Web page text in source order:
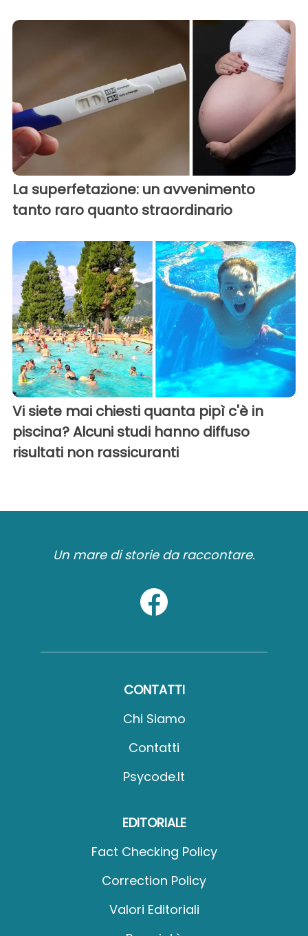
La superfetazione: un avvenimento
tanto raro quanto straordinario
Vi siete mai chiesti quanta pipì c'è in
piscina? Alcuni studi hanno diffuso
risultati non rassicuranti
Un mare di storie da raccontare.
CONTATTI
Chi Siamo
Contatti
Psycode.it
EDITORIALE
Fact Checking Policy
Correction Policy
Valori Editoriali